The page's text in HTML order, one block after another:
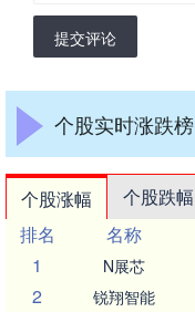
提交评论
个股实时涨跌榜
个股涨幅 个股跌幅
排名
名称
1
N展芯
2 锐翔智能